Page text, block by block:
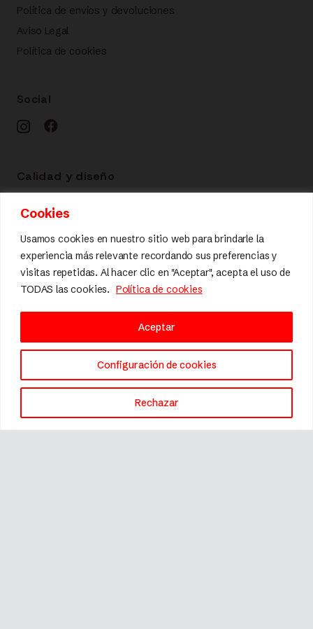
Cookies
Usamos cookies en nuestro sitio web para brindarle la
experiencia más relevante recordando sus preferencias y
visitas repetidas. Al hacer clic en "Aceptar", acepta el uso de
TODAS las cookies. Política de cookies
Configuración de cookies
Rechazar
Aceptar
Política de envíos y devoluciones
Aviso Legal
Política de cookies
Social
Calidad y diseño